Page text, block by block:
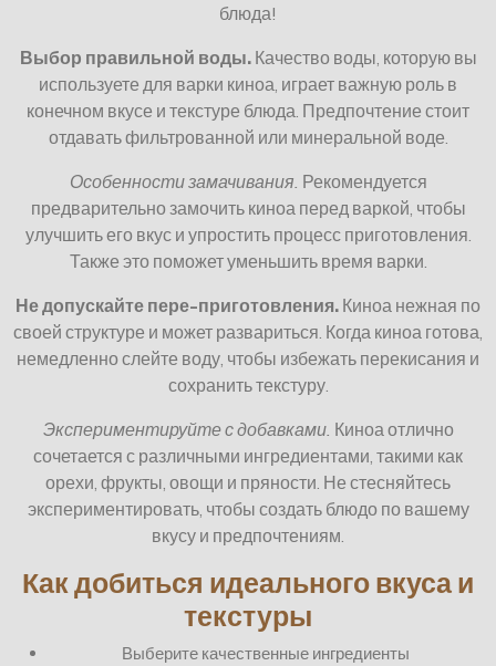
блюда!
Выбор правильной воды.Качество воды, которую вы
используете для варки киноа, играет важную роль в
конечном вкусе и текстуре блюда. Предпочтение стоит
отдавать фильтрованной или минеральной воде.
Особенности замачивания. Рекомендуется
предварительно замочить киноа перед варкой, чтобы
улучшить его вкус и упростить процесс приготовления.
Также это поможет уменьшить время варки.
Не допускайте пере-приготовления. Киноа нежная по
своей структуре и может развариться. Когда киноа готова,
немедленно слейте воду, чтобы избежать перекисания и
сохранить текстуру.
Экспериментируйте с добавками. Киноа отлично
сочетается с различными ингредиентами, такими как
орехи, фрукты, овощи и пряности. Не стесняйтесь
экспериментировать, чтобы создать блюдо по вашему
вкусу и предпочтениям.
Как добиться идеального вкуса и
текстуры
Выберите качественные ингредиенты